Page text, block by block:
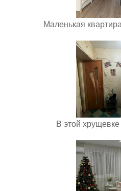
Маленькая
В этой хрущевке